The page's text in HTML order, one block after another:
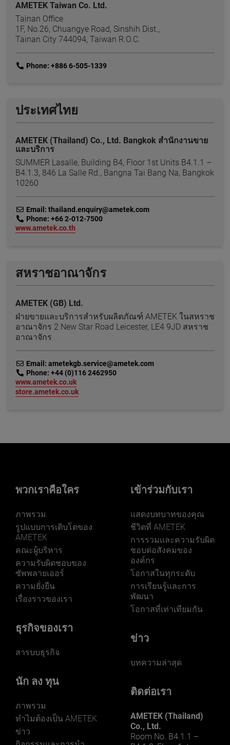
AMETEK Taiwan Co. Ltd.
Tainan Office
1F, No.26, Chuangye Road, Sinshih Dist.,
Tainan City 744094, Taiwan R.O.C.
link Phone: +886 6-505-1339
ประเทศไทย
AMETEK (Thailand) Co., Ltd. Bangkok สำนักงานขาย
และบริการ
SUMMER Lasalle, Building B4, Floor 1st Units B4.1.1 –
B4.1.3, 846 La Salle Rd., Bangna Tai Bang Na, Bangkok
10260
link Email: thailand.enquiry@ametek.com
link Phone: +66 2-012-7500
link
www.ametek.co.th
สหราชอาณาจักร
AMETEK (GB) Ltd.
ฝ่ายขายและบริการสำหรับผลิตภัณฑ์ AMETEK ในสหราช
อาณาจักร 2 New Star Road Leicester, LE4 9JD สหราช
อาณาจักร
link Email: ametekgb.service@ametek.com
link Phone: +44 (0)116 2462950
link
www.ametek.co.uk
link
store.ametek.co.uk
พวกเราคือใคร
ภาพรวม
รูปแบบการเติบโตของ
AMETEK
คณะผู้บริหาร
ความรับผิดชอบของ
ซัพพลายเออร์
ความยั่งยืน
เรื่องราวของเรา
ธุรกิจของเรา
สารบบธุรกิจ
นัก ลง ทุน
ภาพรวม
ทําไมต้องเป็น AMETEK
ข่าว
เข้าร่วมกับเรา
แสดงบทบาทของคุณ
ชีวิตที่ AMETEK
การรวมและความรับผิด
ชอบต่อสังคมของ
องค์กร
โอกาสในทุกระดับ
การเรียนรู้และการ
พัฒนา
โอกาสที่เท่าเทียมกัน
ข่าว
บทความล่าสุด
ติดต่อเรา
AMETEK (Thailand)
Co., Ltd.
Room No. B4.1.1 –